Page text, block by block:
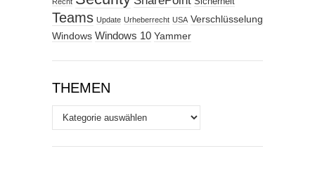
Teams Update Urheberrecht USA Verschlüsselung
Windows Windows 10 Yammer
THEMEN
Themen